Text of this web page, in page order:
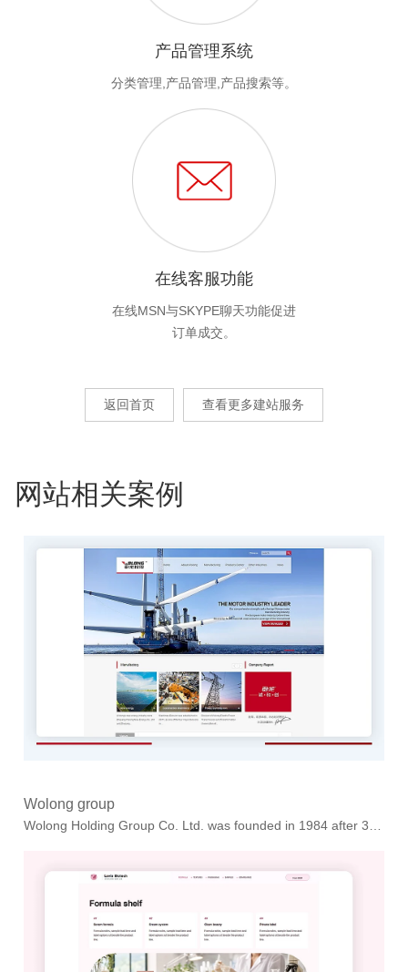
产品管理系统
分类管理,产品管理,产品搜索等。
在线客服功能
在线MSN与SKYPE聊天功能促进
订单成交。
返回首页 查看更多建站服务
网站相关案例
Wolong group